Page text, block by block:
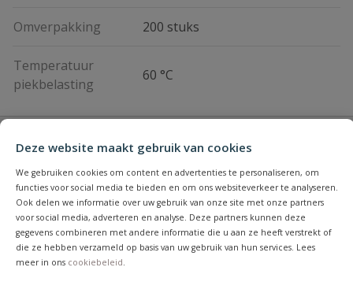
Deze website maakt gebruik van cookies
We gebruiken cookies om content en advertenties te personaliseren, om
functies voor social media te bieden en om ons websiteverkeer te analyseren.
Ook delen we informatie over uw gebruik van onze site met onze partners
voor social media, adverteren en analyse. Deze partners kunnen deze
gegevens combineren met andere informatie die u aan ze heeft verstrekt of
die ze hebben verzameld op basis van uw gebruik van hun services. Lees
meer in ons cookiebeleid.
Omverpakking 200 stuks
Temperatuur
piekbelasting
60 °C
Geen vragen
Heb je zelf ook een vraag over
dit product?
Stel jouw
vraag
Beoordelingen
Schrijf zelf een beoordeling
Bijpassende producten